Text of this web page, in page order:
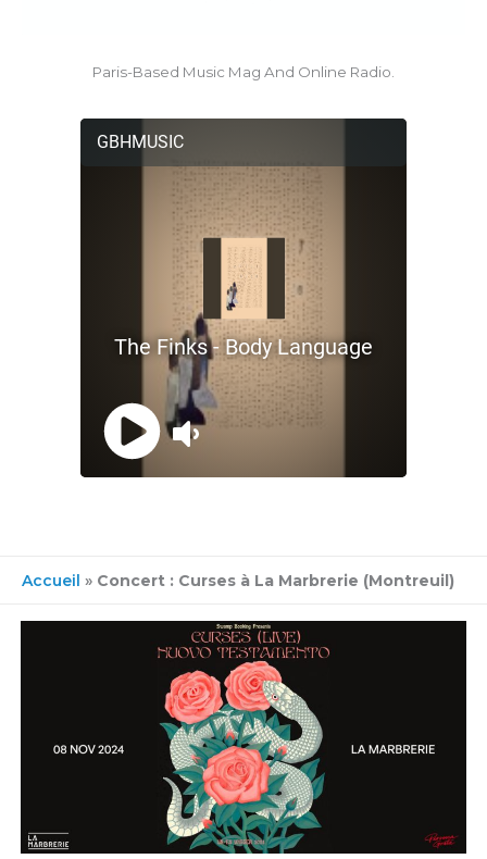
Paris-Based Music Mag And Online Radio.
Accueil » Concert : Curses à La Marbrerie (Montreuil)